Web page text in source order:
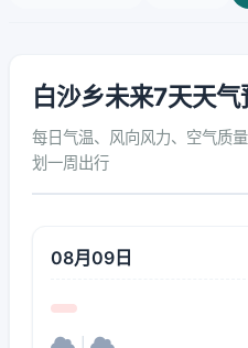
白沙乡未来7天天气
每日气温、风向风力、空气质
划一周出行
08月09日